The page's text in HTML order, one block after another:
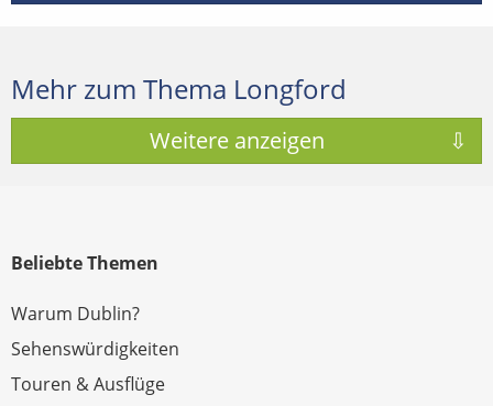
Mehr zum Thema Longford
Beliebte Themen
Warum Dublin?
Sehenswürdigkeiten
Touren & Ausflüge